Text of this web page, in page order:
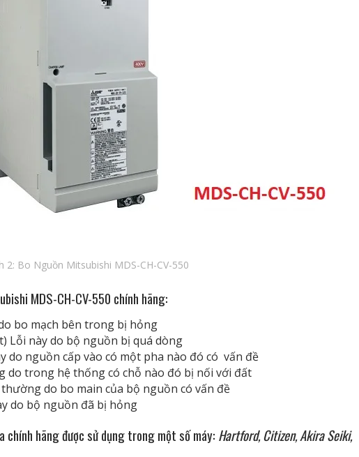
2: Bo Nguồn Mitsubishi MDS-CH-CV-550
MDS-CH-CV-550 chính hãng:
bo mạch bên trong bị hỏng
Lỗi này do bộ nguồn bị quá dòng
do nguồn cấp vào có một pha nào đó có vấn đề
do trong hệ thống có chỗ nào đó bị nối với đất
do bo main của bộ nguồn có vấn đề
do bộ nguồn đã bị hỏng
chính hãng được sử dụng trong một số máy: Hartford, Citizen, Akira Seiki,